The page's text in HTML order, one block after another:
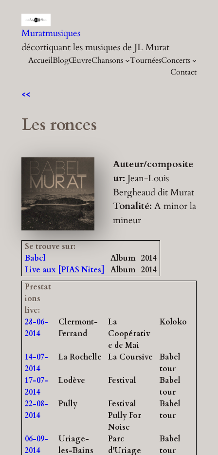
contenu
Muratmusiques
décortiquant les musiques de JL Murat
AccueilBlogŒuvreChansons TournéesConcerts
Contact
<<
Les ronces
Auteur/composite
ur:Jean-Louis
Bergheaud dit Murat
Tonalité:A minor la
mineur
Se trouve sur:
Babel
Album 2014
Live aux [PIAS Nites]
Album 2014
Prestat
ions
live:
28-06-
2014
Clermont-
Ferrand
La
Coopérativ
e de Mai
Koloko
14-07-
2014
La Rochelle La Coursive
Babel
tour
17-07-
2014
Lodève Festival
Babel
tour
22-08-
2014
Pully
Festival
Pully For
Noise
Babel
tour
06-09-
2014
Uriage-
les-Bains
Parc
d’Uriage
Babel
tour